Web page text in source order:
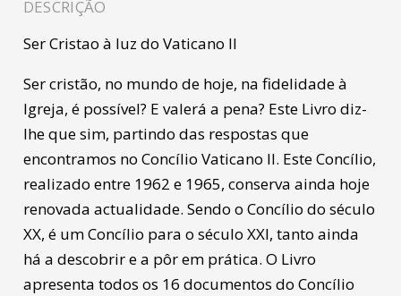
DESCRIÇÃO
Ser Cristao à luz do Vaticano ll
Ser cristão, no mundo de hoje, na fidelidade à
Igreja, é possível? E valerá a pena? Este Livro diz-
lhe que sim, partindo das respostas que
encontramos no Concílio Vaticano II. Este Concílio,
realizado entre 1962 e 1965, conserva ainda hoje
renovada actualidade. Sendo o Concílio do século
XX, é um Concílio para o século XXI, tanto ainda
há a descobrir e a pôr em prática. O Livro
apresenta todos os 16 documentos do Concílio